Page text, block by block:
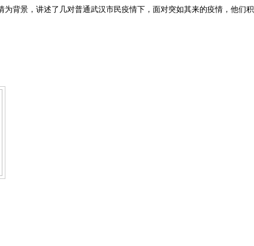
为背景，讲述了几对普通武汉市民疫情下，面对突如其来的疫情，他们积